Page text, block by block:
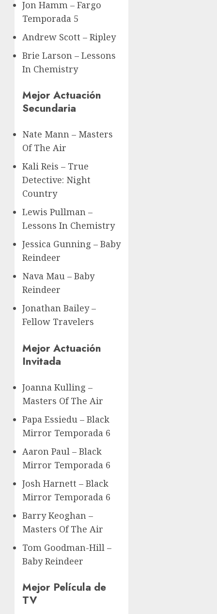
Jon Hamm – Fargo
Temporada 5
Andrew Scott – Ripley
Brie Larson – Lessons
In Chemistry
Mejor Actuación
Secundaria
Nate Mann – Masters
Of The Air
Kali Reis – True
Detective: Night
Country
Lewis Pullman –
Lessons In Chemistry
Jessica Gunning – Baby
Reindeer
Nava Mau – Baby
Reindeer
Jonathan Bailey –
Fellow Travelers
Mejor Actuación
Invitada
Joanna Kulling –
Masters Of The Air
Papa Essiedu – Black
Mirror Temporada 6
Aaron Paul – Black
Mirror Temporada 6
Josh Harnett – Black
Mirror Temporada 6
Barry Keoghan –
Masters Of The Air
Tom Goodman-Hill –
Baby Reindeer
Mejor Película de
TV